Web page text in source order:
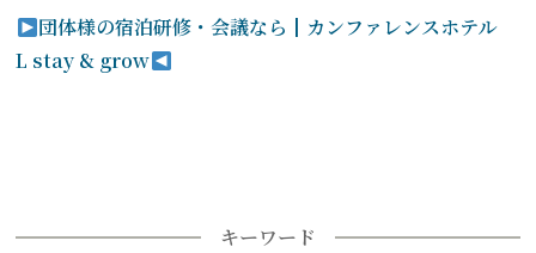
団体様の宿泊研修・会議なら┃カンファレンスホテル
L stay & grow
キーワード